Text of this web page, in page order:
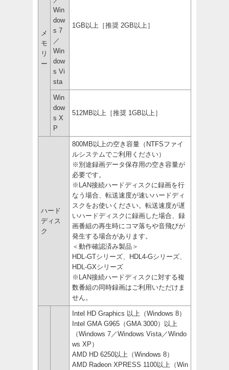
メ
モ
リ
ー
Win
dow
s 7
／
Win
dow
s Vi
sta
1GB以上［推奨 2GB以上］
Win
dow
s X
P
512MB以上［推奨 1GB以上］
ハード
ディス
ク
800MB以上の空き容量（NTFSファイ
ルシステムでご利用ください）
※別途録画データ保存用の空き容量が
必要です。
※LAN接続ハードディスクに録画を行
なう場合、転送速度が速いハードディ
スクをお使いください。転送速度が遅
いハードディスクに録画した場合、録
画番組の再生時にコマ落ちや音飛びが
発生する場合があります。
＜動作確認済み製品＞
HDL-GTシリーズ、HDL4-Gシリーズ、
HDL-GXシリーズ
※LAN接続ハードディスクに対する複
数番組の同時録画はご利用いただけま
せん。
Intel HD Graphics 以上（Windows 8）
Intel GMA G965（GMA 3000）以上
（Windows 7／Windows Vista／Windo
ws XP）
AMD HD 6250以上（Windows 8）
AMD Radeon XPRESS 1100以上（Win